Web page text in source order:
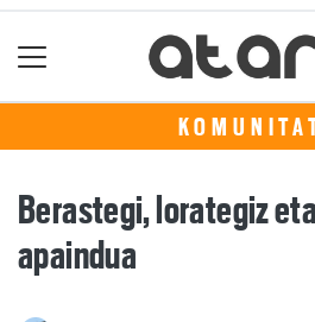
Berastegi, lorategiz
apaindua